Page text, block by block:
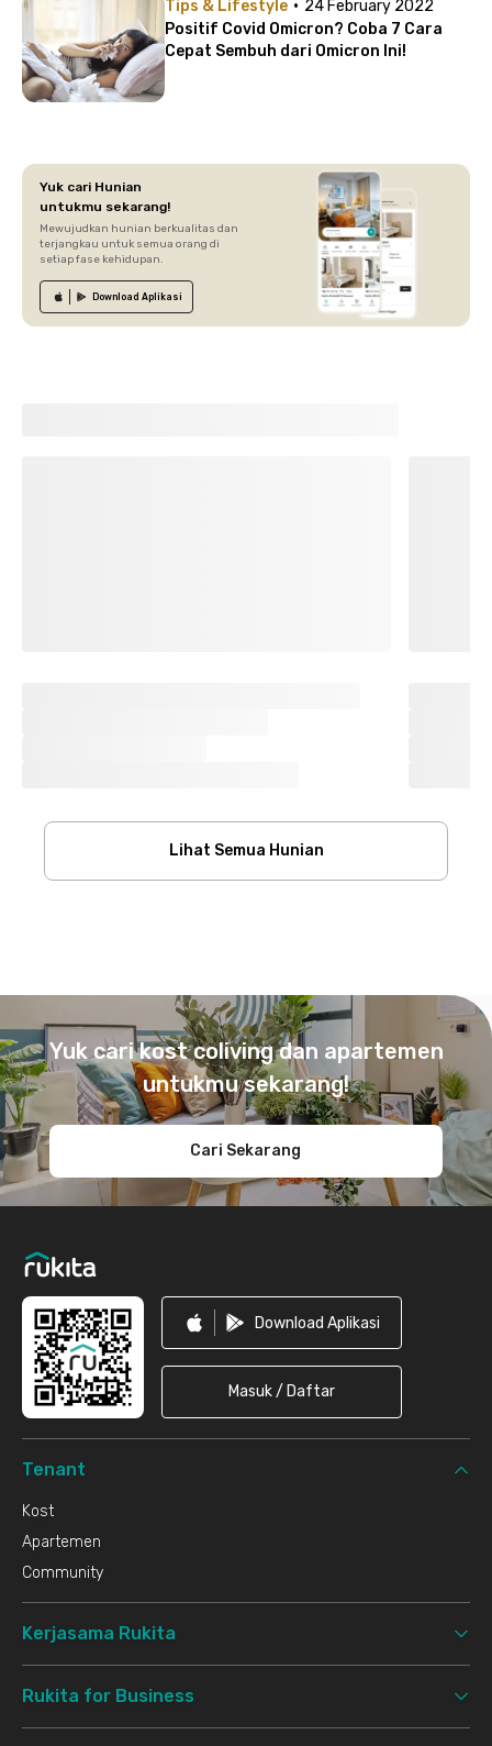
Tips & Lifestyle · 24 February 2022
Positif Covid Omicron? Coba 7 Cara
Cepat Sembuh dari Omicron Ini!
Yuk cari Hunian
untukmu sekarang!
Mewujudkan hunian berkualitas dan
terjangkau untuk semua orang di
setiap fase kehidupan.
Download Aplikasi
Lihat Semua Hunian
Yuk cari kost coliving dan apartemen
untukmu sekarang!
Cari Sekarang
Download Aplikasi
Masuk / Daftar
Tenant
Kost
Apartemen
Community
Kerjasama Rukita
Rukita for Business